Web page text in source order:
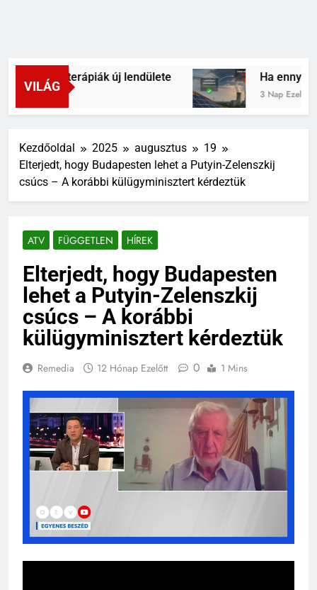
VILÁG
mRNS-terápiák új lendülete Ha ennyi
3 Nap Ezelőtt
Kezdőoldal 2025 augusztus
19
Elterjedt, hogy Budapesten lehet a Putyin-Zelenszkij
csúcs – A korábbi külügyminisztert kérdeztük
ATV FÜGGETLEN HÍREK
Elterjedt, hogy Budapesten
lehet a Putyin-Zelenszkij
csúcs – A korábbi
külügyminisztert kérdeztük
Remedia 12 Hónap Ezelőtt 0 1 Mins